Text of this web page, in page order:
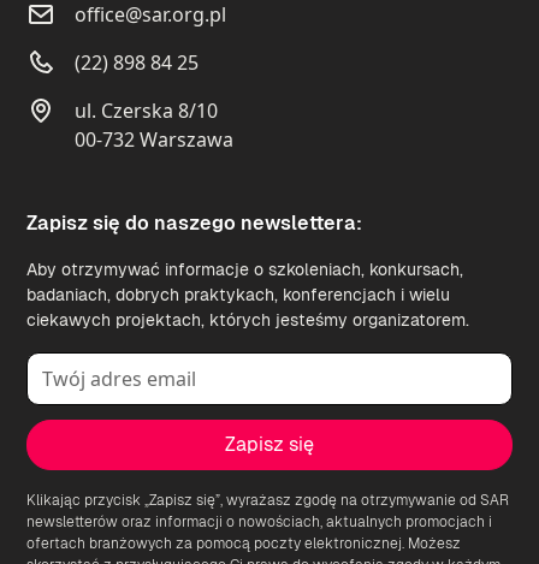
office@sar.org.pl
(22) 898 84 25
ul. Czerska 8/10
00-732 Warszawa
Zapisz się do naszego newslettera:
Aby otrzymywać informacje o szkoleniach, konkursach,
badaniach, dobrych praktykach, konferencjach i wielu
ciekawych projektach, których jesteśmy organizatorem.
Klikając przycisk „Zapisz się”, wyrażasz zgodę na otrzymywanie od SAR
newsletterów oraz informacji o nowościach, aktualnych promocjach i
ofertach branżowych za pomocą poczty elektronicznej. Możesz